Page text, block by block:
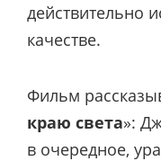
действительно
качестве.
Фильм
краю света»:
в очередное,